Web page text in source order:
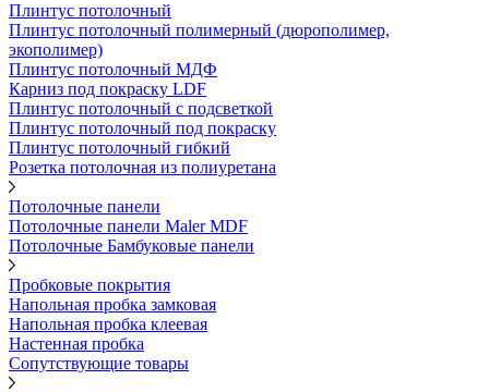
Плинтус потолочный
Плинтус потолочный полимерный (дюрополимер,
экополимер)
Плинтус потолочный МДФ
Карниз под покраску LDF
Плинтус потолочный с подсветкой
Плинтус потолочный под покраску
Плинтус потолочный гибкий
Розетка потолочная из полиуретана
Потолочные панели
Потолочные панели Maler MDF
Потолочные Бамбуковые панели
Пробковые покрытия
Напольная пробка замковая
Напольная пробка клеевая
Настенная пробка
Сопутствующие товары